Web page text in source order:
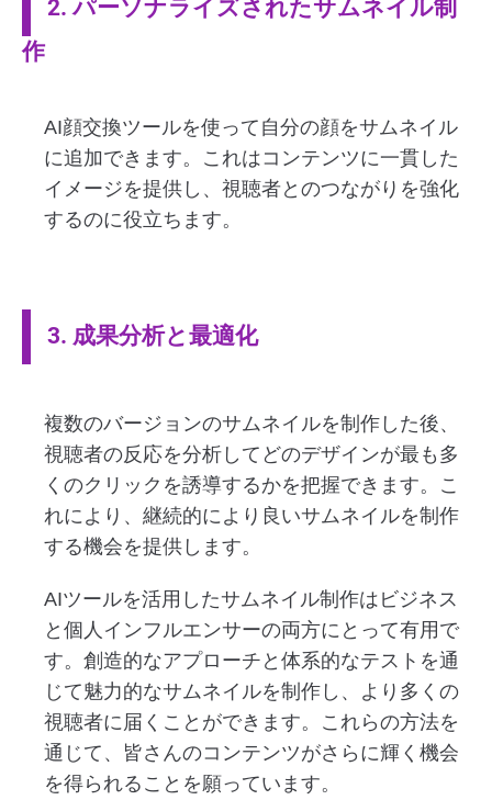
2. パーソナライズされたサムネイル制
作
AI顔交換ツールを使って自分の顔をサムネイル
に追加できます。これはコンテンツに一貫した
イメージを提供し、視聴者とのつながりを強化
するのに役立ちます。
3. 成果分析と最適化
複数のバージョンのサムネイルを制作した後、
視聴者の反応を分析してどのデザインが最も多
くのクリックを誘導するかを把握できます。こ
れにより、継続的により良いサムネイルを制作
する機会を提供します。
AIツールを活用したサムネイル制作はビジネス
と個人インフルエンサーの両方にとって有用で
す。創造的なアプローチと体系的なテストを通
じて魅力的なサムネイルを制作し、より多くの
視聴者に届くことができます。これらの方法を
通じて、皆さんのコンテンツがさらに輝く機会
を得られることを願っています。